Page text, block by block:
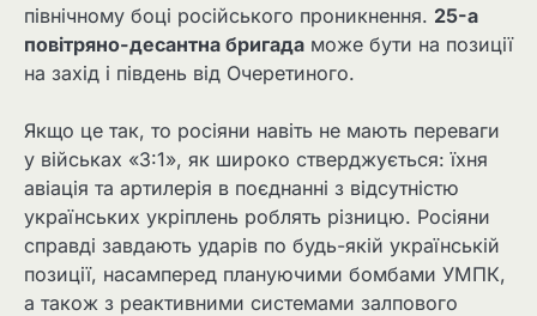
північному боці російського проникнення. 25-а
повітряно-десантна бригада може бути на позиції
на захід і південь від Очеретиного.
Якщо це так, то росіяни навіть не мають переваги
у військах «3:1», як широко стверджується: їхня
авіація та артилерія в поєднанні з відсутністю
українських укріплень роблять різницю. Росіяни
справді завдають ударів по будь-якій українській
позиції, насамперед плануючими бомбами УМПК,
а також з реактивними системами залпового